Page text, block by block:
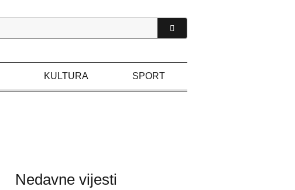
KULTURA SPORT
Nedavne vijesti